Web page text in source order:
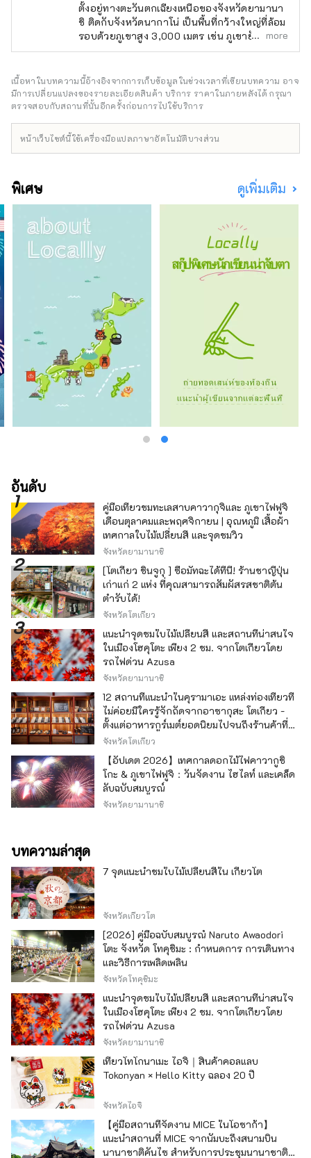
ตั้งอยู่ทางตะวันตกเฉียงเหนือของจังหวัดยามานา
ชิ ติดกับจังหวัดนากาโน่ เป็นพื้นที่กว้างใหญ่ที่ล้อม
รอบด้วยภูเขาสูง 3,000 เมตร เช่น ภูเขายัตสึงา
ทาเกะ เทือกเขาแอลป์ตอนใต้ และภูเขาคินปุ และ
รถยนต์ประมาณ 2 ชั่วโมงจากโตเกียว ประมาณ 1
ชั่วโมงโดยรถยนต์จากภูเขาไฟฟูจิ และประมาณ 1
ชั่วโมงโดยรถยนต์จากมัตสึโมโต้ และเนื่องจาก
เดินทางมาตลอดทั้งปี เป็นที่รู้จักในนาม ``หมู่บ้าน
ธรรมชาติ และเรามีน้ำแร่ที่มีปริมาณการผลิตมาก
ที่สุดแห่งหนึ่งในญี่ปุ่น สาเกผลิตจากน้ำใสเช่นกัน
และคุณสามารถเพลิดเพลินกับทิวทัศน์ธรรมชาติที่
สวยงามและอาหารอันอุดมสมบูรณ์ได้
more
เนื้อหาในบทความนี้อ้างอิงจากการเก็บข้อมูลในช่วงเวลาที่เขียนบทความ อาจ
มีการเปลี่ยนแปลงของรายละเอียดสินค้า บริการ ราคาในภายหลังได้ กรุณา
ตรวจสอบกับสถานที่นั้นอีกครั้งก่อนการไปใช้บริการ
หน้าเว็บไซต์นี้ใช้เครื่องมือแปลภาษาอัตโนมัติบางส่วน
พิเศษ ดูเพิ่มเติม
อันดับ
คู่มือเที่ยวชมทะเลสาบคาวากุจิและ ภูเขาไฟฟูจิ
เดือนตุลาคมและพฤศจิกายน | อุณหภูมิ เสื้อผ้า
เทศกาลใบไม้เปลี่ยนสี และจุดชมวิว
จังหวัดยามานาชิ
[โตเกียว ชินจูกุ ] ซื้อมัทฉะได้ที่นี่! ร้านชาญี่ปุ่น
เก่าแก่ 2 แห่ง ที่คุณสามารถสัมผัสรสชาติต้น
ตำรับได้!
จังหวัดโตเกียว
แนะนำจุดชมใบไม้เปลี่ยนสี และสถานที่น่าสนใจ
ในเมืองโฮคุโตะ เพียง 2 ชม. จากโตเกียวโดย
รถไฟด่วน Azusa
จังหวัดยามานาชิ
12 สถานที่แนะนำในคุรามาเอะ แหล่งท่องเที่ยวที่
ไม่ค่อยมีใครรู้จักถัดจากอาซากุสะ โตเกียว -
ตั้งแต่อาหารกูร์เมต์ยอดนิยมไปจนถึงร้านค้าที่มี
เอกลักษณ์ -
จังหวัดโตเกียว
【อัปเดต 2026】เทศกาลดอกไม้ไฟคาวากูชิ
โกะ & ภูเขาไฟฟูจิ：วันจัดงาน ไฮไลท์ และเคล็ด
ลับฉบับสมบูรณ์
จังหวัดยามานาชิ
บทความล่าสุด
7 จุดแนะนำชมใบไม้เปลี่ยนสีใน เกียวโต
จังหวัดเกียวโต
[2026] คู่มือฉบับสมบูรณ์ Naruto Awaodori
โตะ จังหวัด โทคุชิมะ : กำหนดการ การเดินทาง
และวิธีการเพลิดเพลิน
จังหวัดโทคุชิมะ
แนะนำจุดชมใบไม้เปลี่ยนสี และสถานที่น่าสนใจ
ในเมืองโฮคุโตะ เพียง 2 ชม. จากโตเกียวโดย
รถไฟด่วน Azusa
จังหวัดยามานาชิ
เที่ยวโทโกนาเมะ ไอจิ｜สินค้าคอลแลบ
Tokonyan × Hello Kitty ฉลอง 20 ปี
จังหวัดไอจิ
【คู่มือสถานที่จัดงาน MICE ในโอซาก้า】
แนะนำสถานที่ MICE จากนัมบะถึงสนามบิน
นานาชาติคันไซ สำหรับการประชุมนานาชาติ